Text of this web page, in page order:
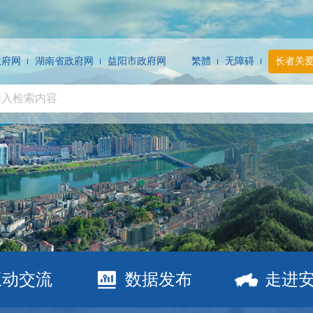
网 湖南省政府网 益阳市政府网 繁體 无障碍 长者关
交流 数据发布 走进